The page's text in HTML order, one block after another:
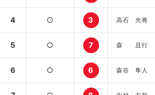
4 ○ 3 高石 光将
5 ○ 7 森 且行
6 ○ 6 森谷 隼人